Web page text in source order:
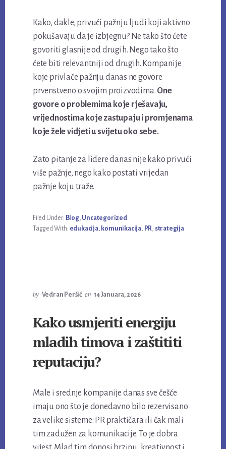
Kako, dakle, privući pažnju ljudi koji aktivno
pokušavaju da je izbjegnu? Ne tako što ćete
govoriti glasnije od drugih. Nego tako što
ćete biti relevantniji od drugih. Kompanije
koje privlače pažnju danas ne govore
prvenstveno o svojim proizvodima. One
govore o problemima koje rješavaju,
vrijednostima koje zastupaju i promjenama
koje žele vidjeti u svijetu oko sebe.
Zato pitanje za lidere danas nije kako privući
više pažnje, nego kako postati vrijedan
pažnje koju traže.
Filed Under: Blog, Uncategorized
Tagged With: edukacija, komunikacija, PR strategija
by Vedran Peršić on 14 Januara, 2026
Kako usmjeriti energiju
mladih timova i zaštititi
reputaciju?
Male i srednje kompanije danas sve češće
imaju ono što je donedavno bilo rezervisano
za velike sisteme: PR praktičara ili čak mali
tim zadužen za komunikacije. To je dobra